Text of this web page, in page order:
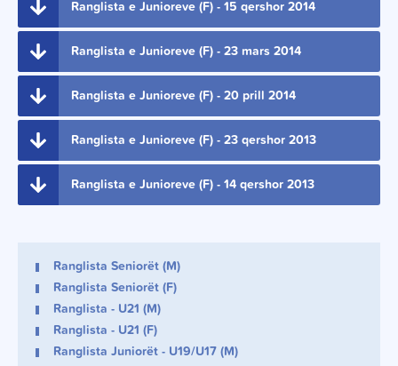
Ranglista e Junioreve (F) - 15 qershor 2014
Ranglista e Junioreve (F) - 23 mars 2014
Ranglista e Junioreve (F) - 20 prill 2014
Ranglista e Junioreve (F) - 23 qershor 2013
Ranglista e Junioreve (F) - 14 qershor 2013
Ranglista Seniorët (M)
Ranglista Seniorët (F)
Ranglista - U21 (M)
Ranglista - U21 (F)
Ranglista Juniorët - U19/U17 (M)